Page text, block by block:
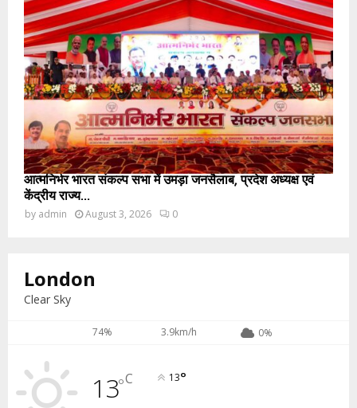
आत्मनिर्भर भारत संकल्प सभा में उमड़ा जनसैलाब, प्रदेश अध्यक्ष एवं
केंद्रीय राज्य...
by admin August 3, 2026 0
London
Clear Sky
74% 3.9km/h 0%
13°C 13°